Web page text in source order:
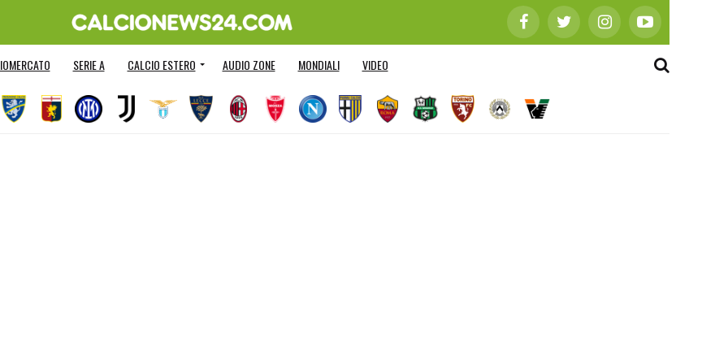
SERIE A CALCIO ESTERO AUDIO ZONE MONDIALI VIDEO